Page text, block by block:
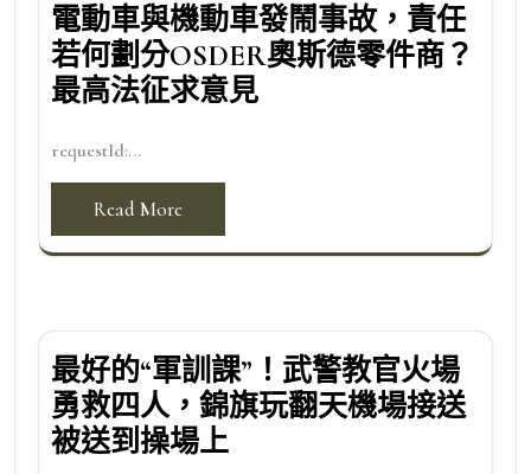
電動車與機動車發鬧事故，責任
若何劃分OSDER奧斯德零件商？
最高法征求意見
requestId:...
Read More
最好的“軍訓課”！武警教官火場
勇救四人，錦旗玩翻天機場接送
被送到操場上